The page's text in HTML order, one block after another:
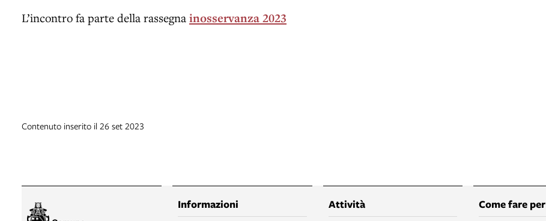
L’incontro fa parte della rassegna inosservanza 2023
Contenuto inserito il 26 set 2023
Informazioni Attività Come fare per